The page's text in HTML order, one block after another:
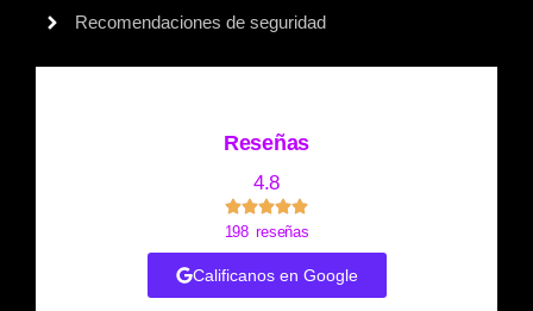
Recomendaciones de seguridad
Reseñas
4.8
198 reseñas
Calificanos en Google